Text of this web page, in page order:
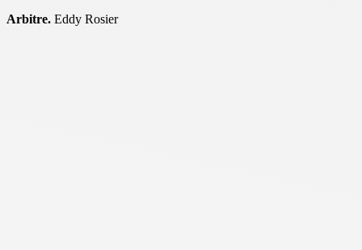
Arbitre. Eddy Rosier